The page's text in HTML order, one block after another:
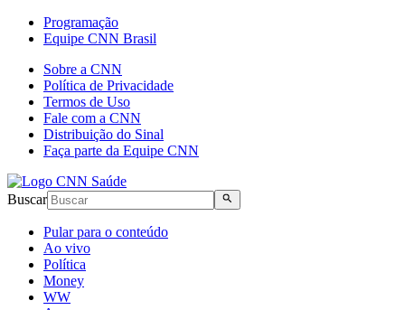
Programação
Equipe CNN Brasil
Sobre a CNN
Política de Privacidade
Termos de Uso
Fale com a CNN
Distribuição do Sinal
Faça parte da Equipe CNN
Buscar
Pular para o conteúdo
Ao vivo
Política
Money
WW